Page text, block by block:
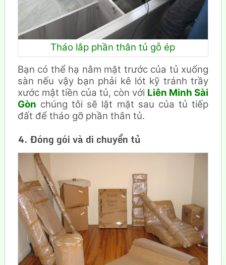
Tháo lắp phần thân tủ gỗ ép
Bạn có thể hạ nằm mặt trước của tủ xuống
sàn nếu vậy bạn phải kê lót kỹ tránh trầy
xước mật tiền của tủ, còn với Liên Minh Sài
Gòn chúng tôi sẽ lật mặt sau của tủ tiếp
đất để tháo gỡ phần thân tủ.
4. Đóng gói và di chuyển tủ